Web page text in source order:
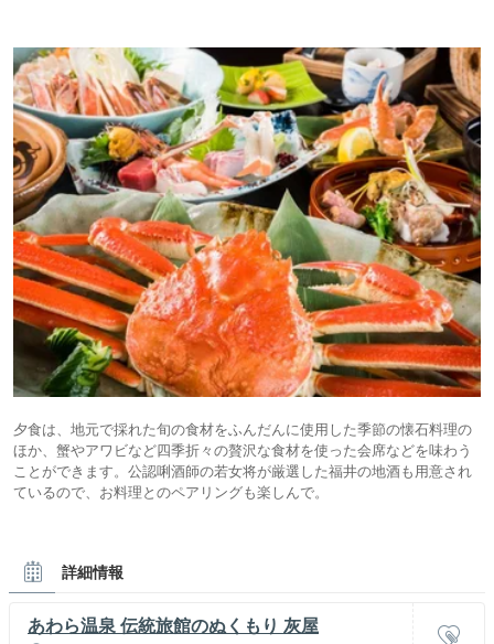
夕食は、地元で採れた旬の食材をふんだんに使用した季節の懐石料理の
ほか、蟹やアワビなど四季折々の贅沢な食材を使った会席などを味わう
ことができます。公認唎酒師の若女将が厳選した福井の地酒も用意され
ているので、お料理とのペアリングも楽しんで。
詳細情報
あわら温泉 伝統旅館のぬくもり 灰屋